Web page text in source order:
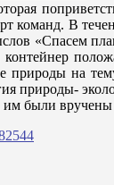
команд. В
«Спасем
природы
природы-
им были